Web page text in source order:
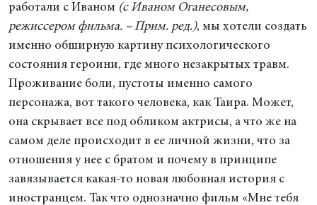
работали с Иваном (с Иваном Оганесовым,
режиссером фильма. – Прим. ред.), мы хотели создать
именно обширную картину психологического
состояния героини, где много незакрытых травм.
Проживание боли, пустоты именно самого
персонажа, вот такого человека, как Таира. Может,
она скрывает все под обликом актрисы, а что же на
самом деле происходит в ее личной жизни, что за
отношения у нее с братом и почему в принципе
завязывается какая-то новая любовная история с
иностранцем. Так что однозначно фильм «Мне тебя